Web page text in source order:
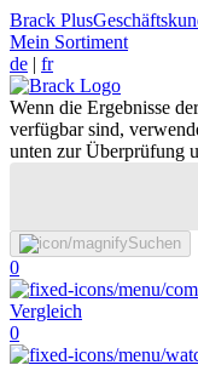
Brack Plus
Mein Sortiment
de | fr
Wenn die Ergebnisse
verfügbar sind,
unten zur Überprüfung
Suchen
0
Vergleich
0